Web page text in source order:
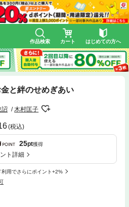
作品検索 カート はじめての方へ
と絆のせめぎあい
詔 木村匡子
(税込)
25pt獲得
ト詳細
利用でさらにポイント+2%